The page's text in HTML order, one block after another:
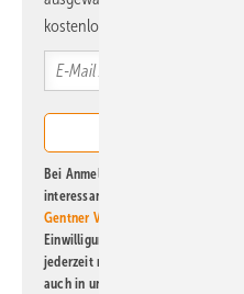
kostenlos direkt ins Postfach.
Bei Anmeldung zu diesem
interessante Verlags- und Online-
Gentner Verlag GmbH & Co. KG
Einwilligung kann ich jederzeit
jederzeit möglich. Informationen
auch in unserer